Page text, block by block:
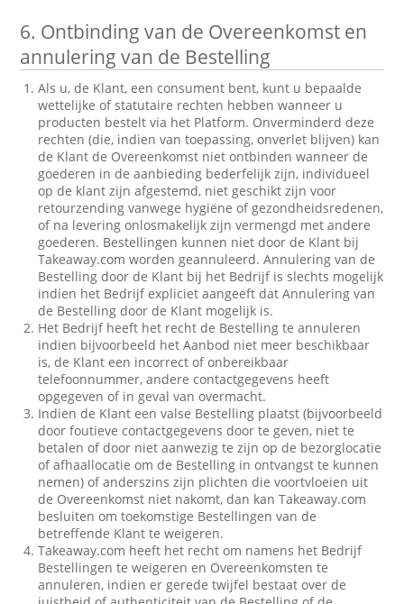
6. Ontbinding van de Overeenkomst en
annulering van de Bestelling
Als u, de Klant, een consument bent, kunt u bepaalde
wettelijke of statutaire rechten hebben wanneer u
producten bestelt via het Platform. Onverminderd deze
rechten (die, indien van toepassing, onverlet blijven) kan
de Klant de Overeenkomst niet ontbinden wanneer de
goederen in de aanbieding bederfelijk zijn, individueel
op de klant zijn afgestemd, niet geschikt zijn voor
retourzending vanwege hygiëne of gezondheidsredenen,
of na levering onlosmakelijk zijn vermengd met andere
goederen. Bestellingen kunnen niet door de Klant bij
Takeaway.com worden geannuleerd. Annulering van de
Bestelling door de Klant bij het Bedrijf is slechts mogelijk
indien het Bedrijf expliciet aangeeft dat Annulering van
de Bestelling door de Klant mogelijk is.
Het Bedrijf heeft het recht de Bestelling te annuleren
indien bijvoorbeeld het Aanbod niet meer beschikbaar
is, de Klant een incorrect of onbereikbaar
telefoonnummer, andere contactgegevens heeft
opgegeven of in geval van overmacht.
Indien de Klant een valse Bestelling plaatst (bijvoorbeeld
door foutieve contactgegevens door te geven, niet te
betalen of door niet aanwezig te zijn op de bezorglocatie
of afhaallocatie om de Bestelling in ontvangst te kunnen
nemen) of anderszins zijn plichten die voortvloeien uit
de Overeenkomst niet nakomt, dan kan Takeaway.com
besluiten om toekomstige Bestellingen van de
betreffende Klant te weigeren.
Takeaway.com heeft het recht om namens het Bedrijf
Bestellingen te weigeren en Overeenkomsten te
annuleren, indien er gerede twijfel bestaat over de